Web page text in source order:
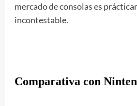
mercado de consolas es
incontestable.
Comparativa con